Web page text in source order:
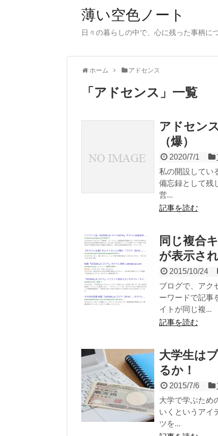
薄い空色ノート
日々の暮らしの中で、心に残った事柄に
ホーム アドセンス
「 アドセンス 」 一覧
アドセン
（爆）
2020/7/1
私の開設してい
備忘録として残
営...
記事を読む
同じ複合
が表示さ
2015/10/24
ブログで、アク
ーワードで記事
イトが同じ複...
記事を読む
大学生は
るか！
2015/7/6
大学で学ぶため
いくというアイ
ツを...